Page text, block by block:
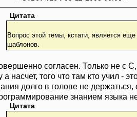
Цитата
Вопрос этой темы, кстати, является
шаблонов.
согласен. Только не с
а насчет, того что там кто учил -
долго в голове не
знанием языка
Цитата